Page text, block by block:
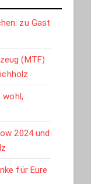
zu Gast
(MTF)
wohl,
2024 und
für Eure